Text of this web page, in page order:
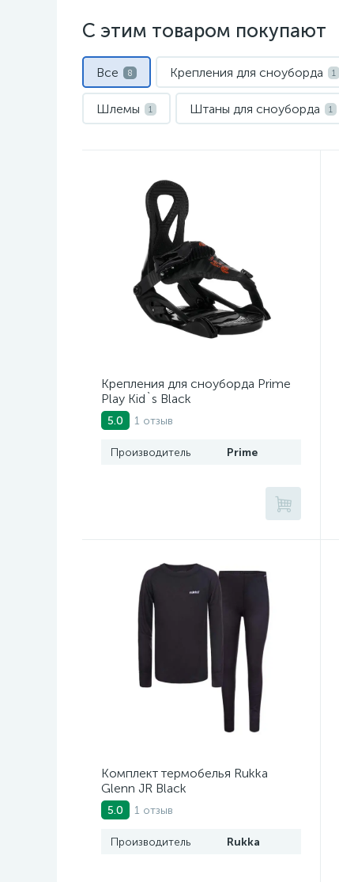
С этим товаром покупают
Все 8 Крепления для сноуборда 1
Шлемы 1 Штаны для сноуборда 1
Крепления для сноуборда Prime
Play Kid`s Black
5.0 1 отзыв
Производитель Prime
Комплект термобелья Rukka
Glenn JR Black
5.0 1 отзыв
Производитель Rukka